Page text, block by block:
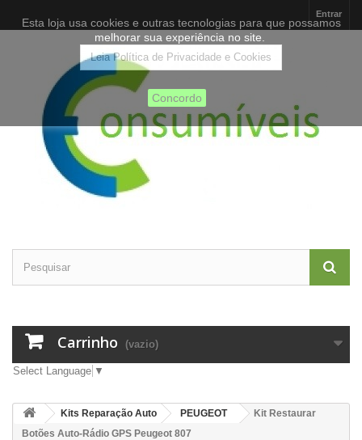
Entrar
Carrinho (vazio)
Select Language ▼
Kits Reparação Auto PEUGEOT
Kit Restaurar
Botões Auto-Rádio GPS Peugeot 807
Esta loja usa cookies e outras tecnologias para que possamos
melhorar sua experiência no site.
Leia Política de Privacidade e Cookies
Concordo